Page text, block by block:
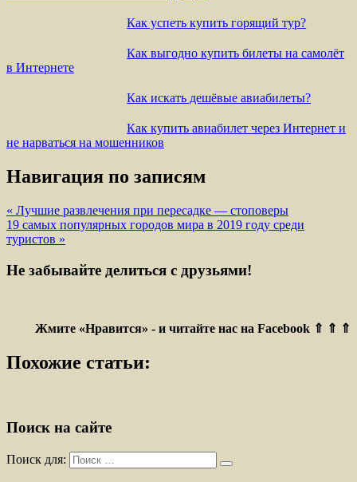
Как успеть купить горящий тур?
Как выгодно купить билеты на самолёт
в Интернете
Как искать дешёвые авиабилеты?
Как купить авиабилет через Интернет и
не нарваться на мошенников
Навигация по записям
« Лучшие развлечения при пересадке — стоповеры
19 самых популярных городов мира в 2019 году среди
туристов »
Не забывайте делиться с друзьями!
Жмите «Нравится» - и читайте нас на Facebook ⇑ ⇑ ⇑
Похожие статьи:
Поиск на сайте
Поиск для: